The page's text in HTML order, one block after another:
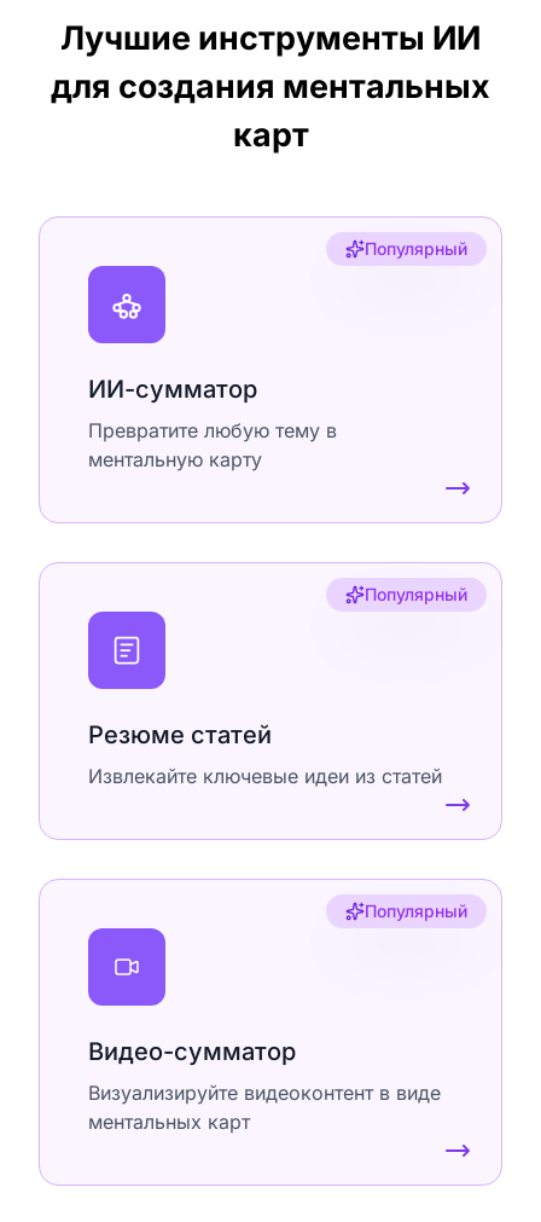
Лучшие инструменты ИИ
для создания ментальных
карт
Популярный
ИИ-сумматор
Превратите любую тему в
ментальную карту
Популярный
Резюме статей
Извлекайте ключевые идеи из статей
Популярный
Видео-сумматор
Визуализируйте видеоконтент в виде
ментальных карт